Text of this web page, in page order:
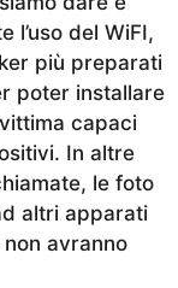
l’uso del WiFI,
più preparati
poter installare
capaci
In altre
le foto
altri apparati
avranno